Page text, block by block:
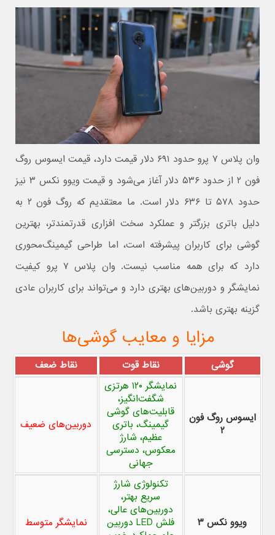
وان پلاس ۷ پرو حدود ۶۹۱ دلار قیمت دارد، قیمت ایسوس روگ
فون ۲ از حدود ۵۳۶ دلار آغاز می‌شود و قیمت ویوو نکس ۳ نیز
حدود ۵۷۸ تا ۶۳۶ دلار است. ما معتقدیم که روگ فون ۲ به
دلیل باتری بزرگتر و عملکرد سخت افزاری قدرتمندتر، بهترین
گوشی برای کاربران پیشرفته است، اما طراحی گیمینگ‌محوری
دارد که برای همه مناسب نیست. وان پلاس ۷ پرو کیفیت
نمایشگر و دوربین‌های بهتری دارد و می‌تواند برای کاربران عادی
گزینه بهتری باشد.
مزایا و معایب گوشی‌ها
گوشی نقاط قوت نقاط ضعف
ایسوس روگ فون
۲
نمایشگر ۱۲۰ هرتزی
شگفت‌انگیز،
قابلیت‌های گوشی
گیمینگ، باتری
عظیم، شارژ
معکوس، دسترسی
جهانی
دوربین‌های ضعیف
ویوو نکس ۳
تکنولوژی شارژ
سریع بهتر،
دوربین‌های عالی،
فلش LED دوربین
نمایشگر متوسط